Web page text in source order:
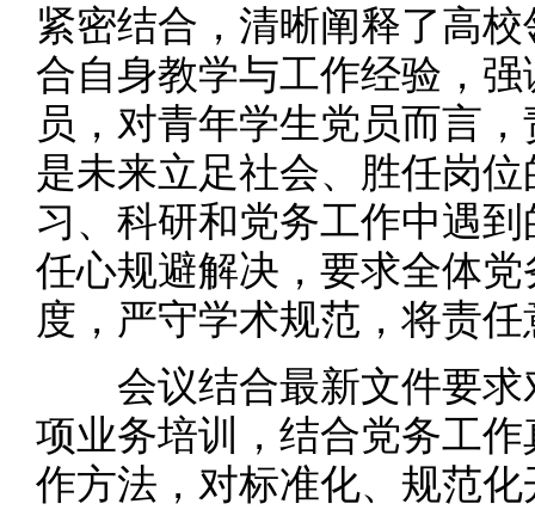
紧密结合，清晰阐释了高
合自身教学与工作经验，
员，对青年学生党员而言
是未来立足社会、胜任岗
习、科研和党务工作中遇
任心规避解决，要求全体
度，严守学术规范，将责
会议结合最新文件要求
项业务培训，结合党务工
作方法，对标准化、规范